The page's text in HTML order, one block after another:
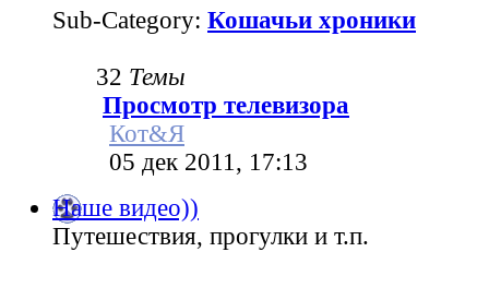
Sub-Category: Кошачьи хроники
32 Темы
Просмотр телевизора
Кот&Я
05 дек 2011, 17:13
Наше видео))
Путешествия, прогулки и т.п.